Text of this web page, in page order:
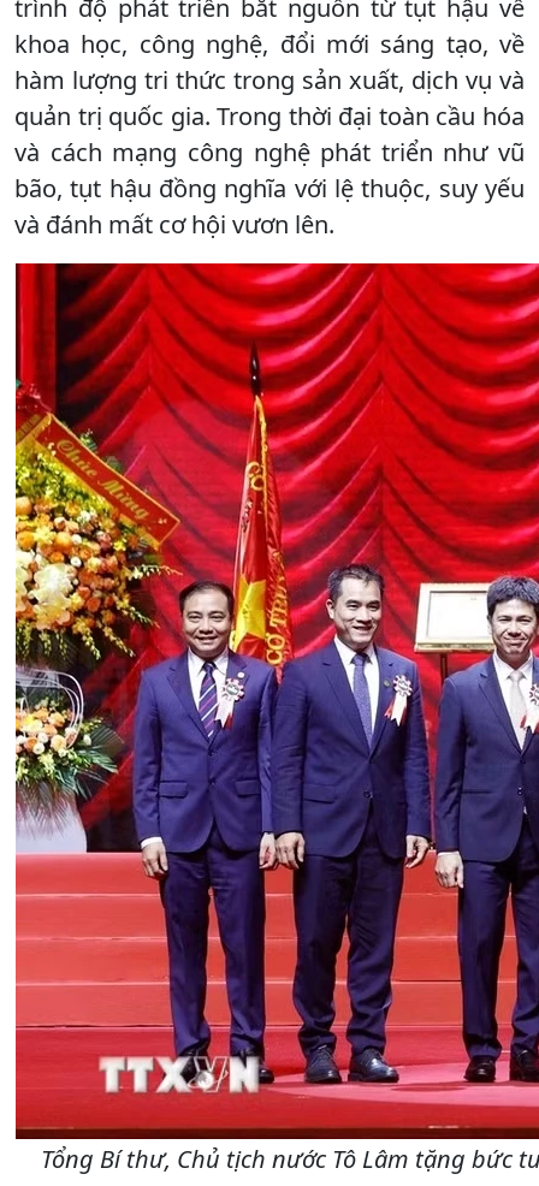
trình độ phát triển bắt nguồn từ tụt hậu về
khoa học, công nghệ, đổi mới sáng tạo, về
hàm lượng tri thức trong sản xuất, dịch vụ và
quản trị quốc gia. Trong thời đại toàn cầu hóa
và cách mạng công nghệ phát triển như vũ
bão, tụt hậu đồng nghĩa với lệ thuộc, suy yếu
và đánh mất cơ hội vươn lên.
Tổng Bí thư, Chủ tịch nước Tô Lâm tặng bức